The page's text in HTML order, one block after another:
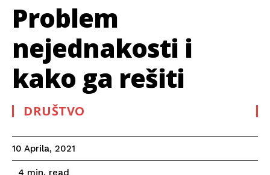
Problem
nejednakosti i
kako ga rešiti
DRUŠTVO
10 Aprila, 2021
read